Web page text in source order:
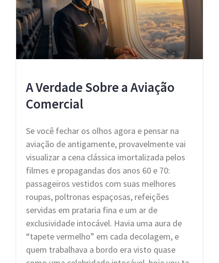
A Verdade Sobre a Aviação
Comercial
Se você fechar os olhos agora e pensar na
aviação de antigamente, provavelmente vai
visualizar a cena clássica imortalizada pelos
filmes e propagandas dos anos 60 e 70:
passageiros vestidos com suas melhores
roupas, poltronas espaçosas, refeições
servidas em prataria fina e um ar de
exclusividade intocável. Havia uma aura de
“tapete vermelho” em cada decolagem, e
quem trabalhava a bordo era visto quase